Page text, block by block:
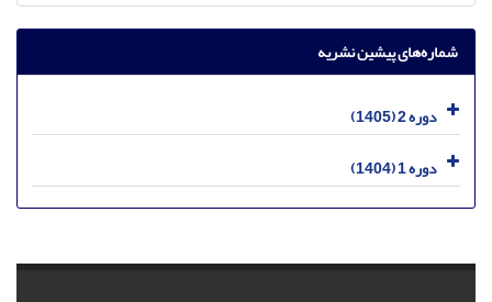
شماره‌های پیشین نشریه
دوره 2 (1405)
دوره 1 (1404)